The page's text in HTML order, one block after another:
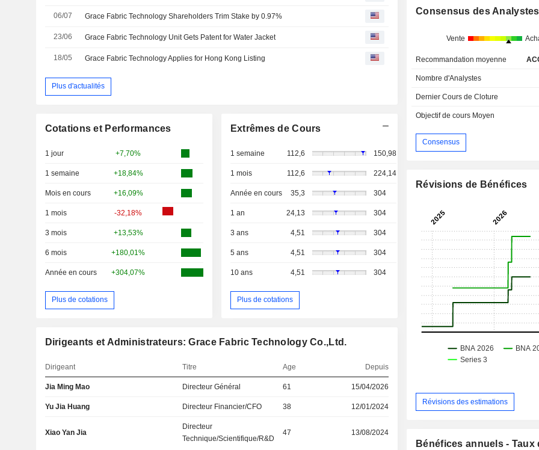
06/07 Grace Fabric Technology Shareholders Trim Stake by 0.97%
23/06 Grace Fabric Technology Unit Gets Patent for Water Jacket
18/05 Grace Fabric Technology Applies for Hong Kong Listing
Plus d'actualités
Cotations et Performances
1 jour +7,70%
1 semaine +18,84%
Mois en cours +16,09%
1 mois -32,18%
3 mois +13,53%
6 mois +180,01%
Année en cours +304,07%
Plus de cotations
Extrêmes de Cours
1 semaine 112,6 150,98
1 mois 112,6 224,14
Année en cours 35,3 304
1 an 24,13 304
3 ans 4,51 304
5 ans 4,51 304
10 ans 4,51 304
Plus de cotations
Dirigeants et Administrateurs: Grace Fabric Technology Co.,Ltd.
Dirigeant Titre Age Depuis
Jia Ming Mao Directeur Général 61 15/04/2026
Yu Jia Huang Directeur Financier/CFO 38 12/01/2024
Xiao Yan Jia
Directeur
Technique/Scientifique/R&D
47 13/08/2024
Consensus des Analystes
Vente
Recommandation moyenne
Nombre d'Analystes
Dernier Cours de Cloture
Objectif de cours Moyen
Consensus
Révisions de Bénéfices
Révisions des estimations
Bénéfices annuels - Taux